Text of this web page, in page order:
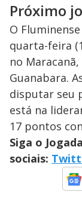
Próximo
O
quarta-feira
no
Guanabara.
disputar seu
está na
17 pontos
Siga o
sociais: